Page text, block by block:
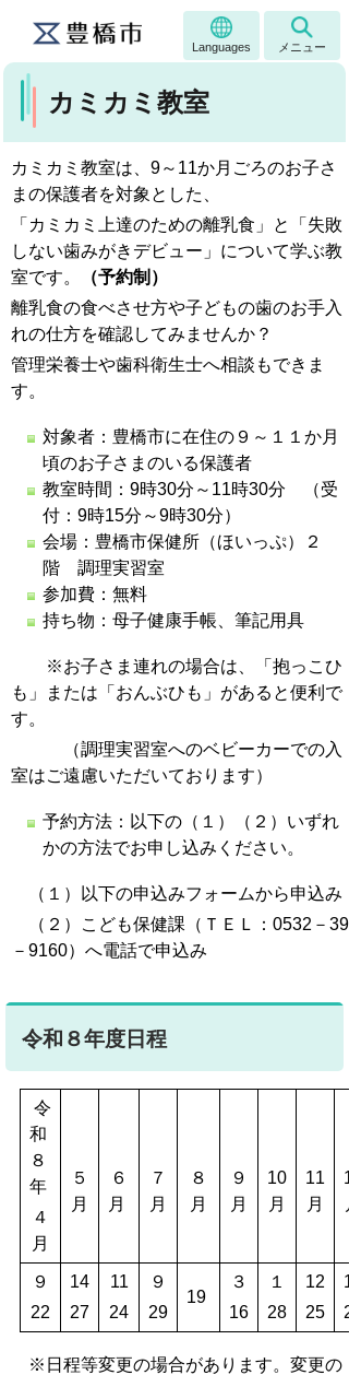
Languages メニュー
カミカミ教室
カミカミ教室は、9～11か月ごろのお子さ
まの保護者を対象とした、
「カミカミ上達のための離乳食」と「失敗
しない歯みがきデビュー」について学ぶ教
室です。
（予約制）
離乳食の食べさせ方や子どもの歯のお手入
れの仕方を確認してみませんか？
管理栄養士や歯科衛生士へ相談もできま
す。
対象者：豊橋市に在住の９～１１か月
頃のお子さまのいる保護者
教室時間：9時30分～11時30分 （受
付：9時15分～9時30分）
会場：豊橋市保健所（ほいっぷ）２
階 調理実習室
参加費：無料
持ち物：母子健康手帳、筆記用具
※お子さま連れの場合は、「抱っこひ
も」または「おんぶひも」があると便利で
す。
（調理実習室へのベビーカーでの入
室はご遠慮いただいております）
予約方法：以下の（１）（２）いずれ
かの方法でお申し込みください。
（１）以下の申込みフォームから申込み
（２）こども保健課（ＴＥＬ：0532－39
－9160）へ電話で申込み
令和８年度日程
令
和
８
年
４
月
５
月
６
月
７
月
８
月
９
月
10
月
11
月
９
22
14
27
11
24
９
29
19
３
16
１
28
12
25
※日程等変更の場合があります。変更の